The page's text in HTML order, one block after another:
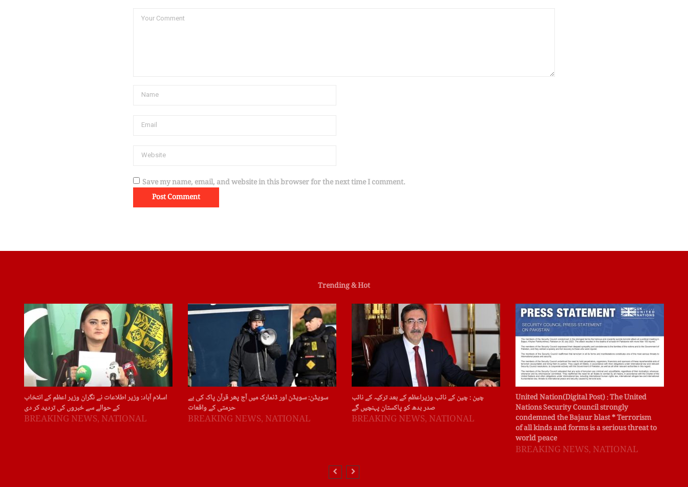
Save my name, email, and website in this browser for the next time I comment.
Trending & Hot
اسلام آباد: وزیر اطلاعات نے نگران وزیر اعظم کے انتخاب
کے حوالے سے خبروں کی تردید کر دی
BREAKING NEWS, NATIONAL
سویڈن: سویڈن اور ڈنمارک میں آج پھر قرآن پاک کی بے
حرمتی کے واقعات
BREAKING NEWS, NATIONAL
چین : چین کے نائب وزیراعظم کے بعد ترکیہ کے نائب
صدر بدھ کو پاکستان پہنچیں گے
BREAKING NEWS, NATIONAL
United Nation(Digital Post) : The United
Nations Security Council strongly
condemned the Bajaur blast * Terrorism
of all kinds and forms is a serious threat to
world peace
BREAKING NEWS, NATIONAL